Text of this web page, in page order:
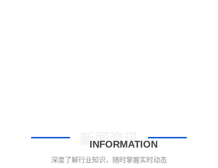
新闻资讯
INFORMATION
深度了解行业知识，随时掌握实时动态